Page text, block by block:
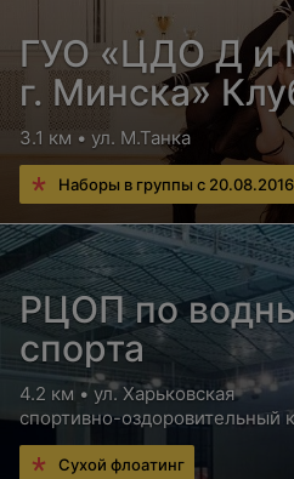
ГУО «ЦДО Д и
г. Минска»
спортивных
3.1 км • ул. М.Танка
Наборы в группы с
РЦОП по
спорта
4.2 км • ул. Харьковская
спортивно-оздоровительный
Сухой флоатинг